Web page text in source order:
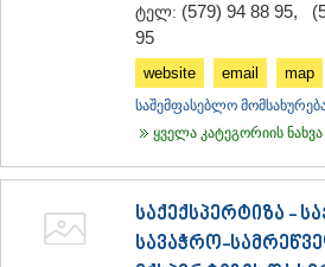
ტელ: (579) 94 88 95,
95
website email map
საშემფასებლო
ყველა კატეგორიის ნახვა
საქექსპერტიზა -
სავაჭრო-